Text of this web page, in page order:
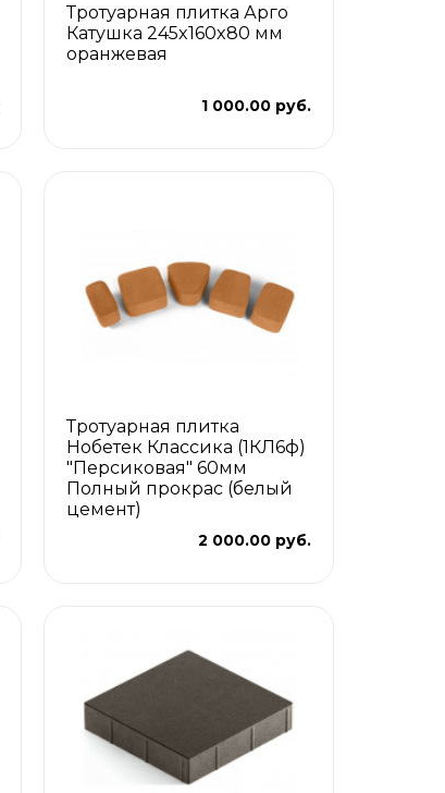
Тротуарная плитка Арго
Катушка 245x160x80 мм
оранжевая
1 000.00 руб.
Тротуарная плитка
Нобетек Классика (1КЛ6ф)
"Персиковая" 60мм
Полный прокрас (белый
цемент)
2 000.00 руб.